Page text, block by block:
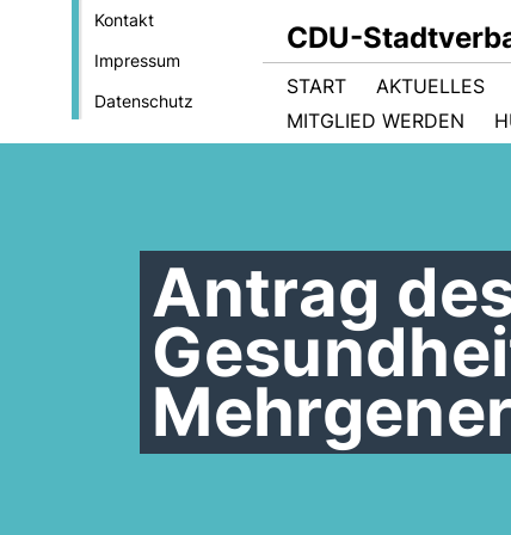
Kontakt
Impressum
Datenschutz
CDU-
START AKTUELLES
MITGLIED WERDEN
Antrag